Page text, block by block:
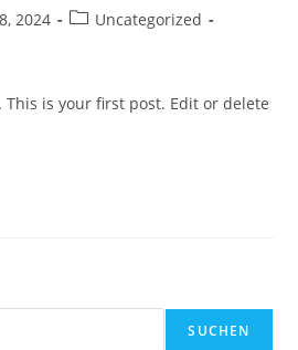
2024
Beitrags-
Uncategorized
This is your first post. Edit or delete
SUCHEN